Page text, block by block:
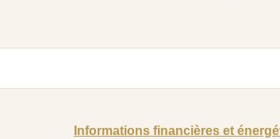
Informations financières et